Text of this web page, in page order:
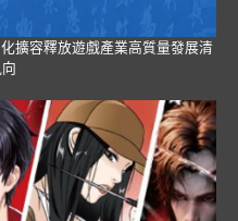
擴容釋放遊戲產業高質量發展清